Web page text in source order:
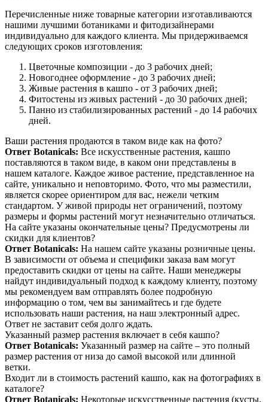
Перечисленные ниже товарные категории изготавливаются
нашими лучшими ботаниками и фитодизайнерами
индивидуально для каждого клиента. Мы придерживаемся
следующих сроков изготовления:
Цветочные композиции - до 3 рабочих дней;
Новогоднее оформление - до 3 рабочих дней;
Живые растения в кашпо - от 3 рабочих дней;
Фитостены из живых растений - до 30 рабочих дней;
Панно из стабилизированных растений - до 14 рабочих
дней.
Ваши растения продаются в таком виде как на фото?
Ответ Botanicals: Все искусственные растения, кашпо
поставляются в таком виде, в каком они представлены в
нашем каталоге. Каждое живое растение, представленное на
сайте, уникально и неповторимо. Фото, что мы разместили,
является скорее ориентиром для вас, нежели четким
стандартом. У живой природы нет ограничений, поэтому
размеры и формы растений могут незначительно отличаться.
На сайте указаны окончательные цены? Предусмотрены ли
скидки для клиентов?
Ответ Botanicals: На нашем сайте указаны розничные цены.
В зависимости от объема и специфики заказа вам могут
предоставить скидки от цены на сайте. Наши менеджеры
найдут индивидуальный подход к каждому клиенту, поэтому
мы рекомендуем вам отправлять более подробную
информацию о том, чем вы занимайтесь и где будете
использовать наши растения, на наш электронный адрес.
Ответ не заставит себя долго ждать.
Указанный размер растения включает в себя кашпо?
Ответ Botanicals: Указанный размер на сайте – это полный
размер растения от низа до самой высокой или длинной
ветки.
Входит ли в стоимость растений кашпо, как на фотографиях в
каталоге?
Ответ Botanicals: Некоторые искусственные растения (кусты,